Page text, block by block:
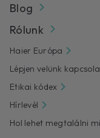
Blog
Rólunk
Haier Európa
Lépjen velünk
Etikai kódex
Hírlevél
Hol lehet megtalálni